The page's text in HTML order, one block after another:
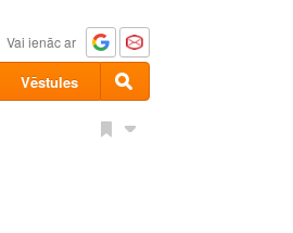
Vai ienāc ar
Vēstules